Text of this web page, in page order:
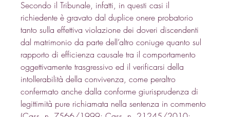
Secondo il Tribunale, infatti, in questi casi il
richiedente è gravato dal duplice onere probatorio
tanto sulla effettiva violazione dei doveri discendenti
dal matrimonio da parte dell’altro coniuge quanto sul
rapporto di efficienza causale tra il comportamento
oggettivamente trasgressivo ed il verificarsi della
intollerabilità della convivenza, come peraltro
confermato anche dalla conforme giurisprudenza di
legittimità pure richiamata nella sentenza in commento